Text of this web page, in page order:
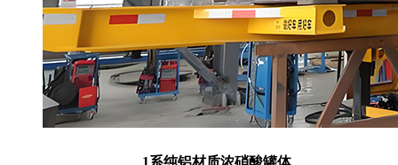
1系纯铝材质浓硝酸罐体